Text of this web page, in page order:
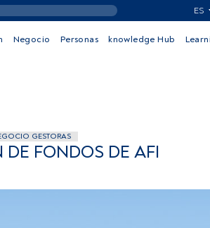
ES
Negocio Personas knowledge Hub
GESTORAS
DE FONDOS DE AFI